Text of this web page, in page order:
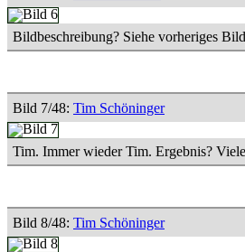
Bildbeschreibung? Siehe vorheriges
Bild 7/48: Tim Schöninger
Tim. Immer wieder Tim. Ergebnis?
Bild 8/48: Tim Schöninger